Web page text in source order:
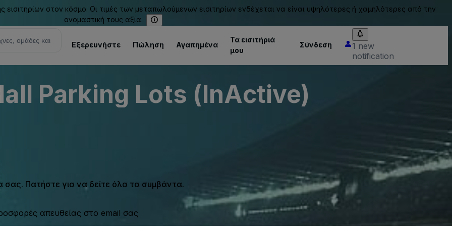
στον κόσμο. Οι τιμές των μεταπωλούμενων εισιτηρίων ενδέχεται να είναι υψηλότερες ή χαμηλότερες από την
ονομαστική τους αξία.
Εξερευνήστε Πώληση Αγαπημένα
Τα εισιτήριά
μου
Σύνδεση
1 new
notification
Parking Lots (InActive)
Πατήστε για να δείτε όλα τα συμβάντα.
απευθείας στο email σας